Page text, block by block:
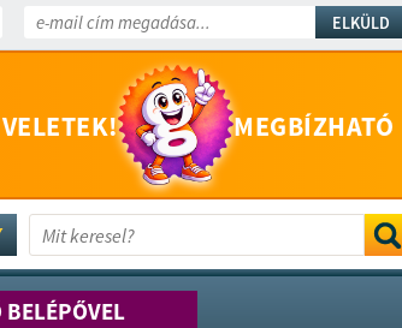
ELKÜLD
MEGBÍZHATÓ
BELÉPŐVEL